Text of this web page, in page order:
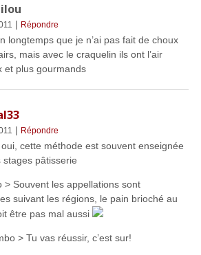
| Répondre
longtemps que je n’ai pas fait de choux
mais avec le craquelin ils ont l’air
et plus gourmands
| Répondre
cette méthode est souvent enseignée
stages pâtisserie
> Souvent les appellations sont
suivant les régions, le pain brioché au
être pas mal aussi
> Tu vas réussir, c’est sur!